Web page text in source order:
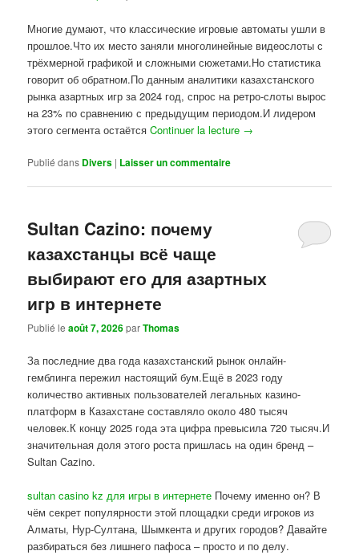
Многие думают, что классические игровые автоматы ушли в
прошлое.Что их место заняли многолинейные видеослоты с
трёхмерной графикой и сложными сюжетами.Но статистика
говорит об обратном.По данным аналитики казахстанского
рынка азартных игр за 2024 год, спрос на ретро-слоты вырос
на 23% по сравнению с предыдущим периодом.И лидером
этого сегмента остаётсяContinuer la lecture →
Publié dans Divers | Laisser un commentaire
Sultan Cazino: почему
казахстанцы всё чаще
выбирают его для азартных
игр в интернете
Publié leaoût 7, 2026parThomas
За последние два года казахстанский рынок онлайн-
гемблинга пережил настоящий бум.Ещё в 2023 году
количество активных пользователей легальных казино-
платформ в Казахстане составляло около 480 тысяч
человек.К концу 2025 года эта цифра превысила 720 тысяч.И
значительная доля этого роста пришлась на один бренд –
Sultan Cazino.
sultan casino kz для игры в интернете Почему именно он? В
чём секрет популярности этой площадки среди игроков из
Алматы, Нур-Султана, Шымкента и других городов? Давайте
разбираться без лишнего пафоса – просто и по делу.